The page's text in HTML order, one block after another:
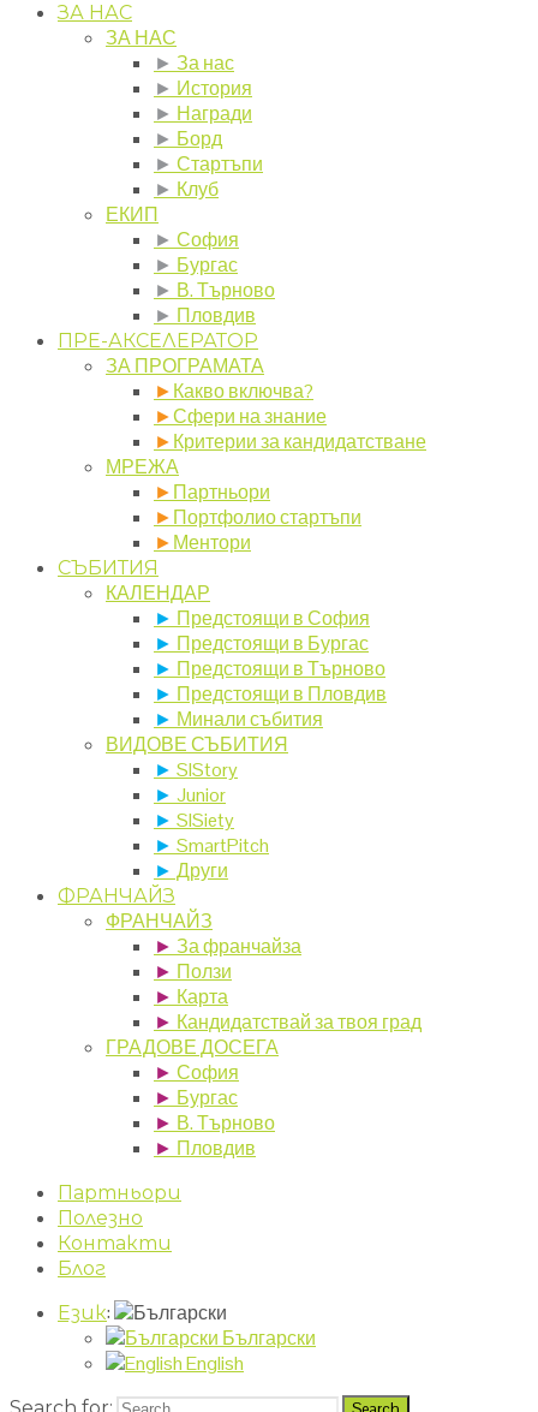
ЗА НАС
ЗА НАС
► За нас
► История
► Награди
► Борд
► Стартъпи
► Клуб
ЕКИП
► София
► Бургас
► В. Търново
► Пловдив
ПРЕ-АКСЕЛЕРАТОР
ЗА ПРОГРАМАТА
►Какво включва?
►Сфери на знание
►Критерии за кандидатстване
МРЕЖА
►Партньори
►Портфолио стартъпи
►Ментори
СЪБИТИЯ
КАЛЕНДАР
► Предстоящи в София
► Предстоящи в Бургас
► Предстоящи в Търново
► Предстоящи в Пловдив
► Минали събития
ВИДОВЕ СЪБИТИЯ
► SIStory
► Junior
► SISiety
► SmartPitch
► Други
ФРАНЧАЙЗ
ФРАНЧАЙЗ
► За франчайза
► Ползи
► Карта
► Кандидатствай за твоя град
ГРАДОВЕ ДОСЕГА
► София
► Бургас
► В. Търново
► Пловдив
Партньори
Полезно
Контакти
Блог
Език:
Български
English